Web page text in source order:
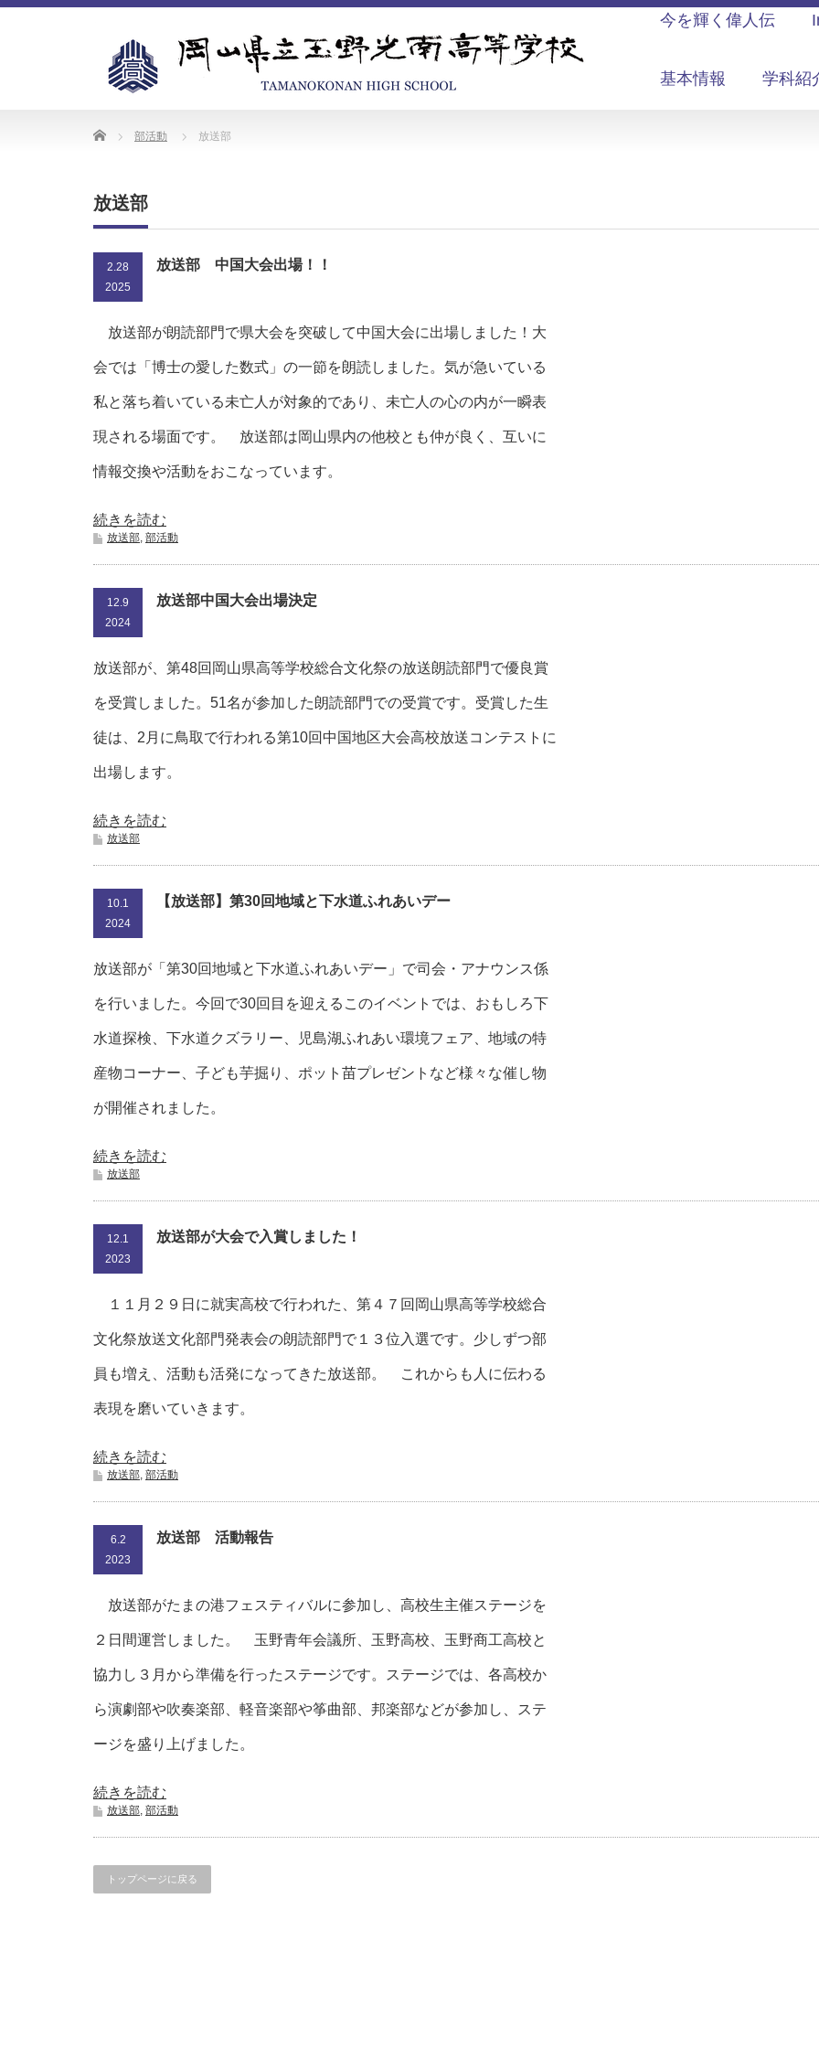
今を輝く偉人伝
基本情報 学科紹
Home 部活動 放送部
放送部
2.28
2025
放送部 中国大会出場！！
放送部が朗読部門で県大会を突破して中国大会に出場しました！大
会では「博士の愛した数式」の一節を朗読しました。気が急いている
私と落ち着いている未亡人が対象的であり、未亡人の心の内が一瞬表
現される場面です。 放送部は岡山県内の他校とも仲が良く、互いに
情報交換や活動をおこなっています。
続きを読む
放送部, 部活動
12.9
2024
放送部中国大会出場決定
放送部が、第48回岡山県高等学校総合文化祭の放送朗読部門で優良賞
を受賞しました。51名が参加した朗読部門での受賞です。受賞した生
徒は、2月に鳥取で行われる第10回中国地区大会高校放送コンテストに
出場します。
続きを読む
放送部
10.1
2024
【放送部】第30回地域と下水道ふれあいデー
放送部が「第30回地域と下水道ふれあいデー」で司会・アナウンス係
を行いました。今回で30回目を迎えるこのイベントでは、おもしろ下
水道探検、下水道クズラリー、児島湖ふれあい環境フェア、地域の特
産物コーナー、子ども芋掘り、ポット苗プレゼントなど様々な催し物
が開催されました。
続きを読む
放送部
12.1
2023
放送部が大会で入賞しました！
１１月２９日に就実高校で行われた、第４７回岡山県高等学校総合
文化祭放送文化部門発表会の朗読部門で１３位入選です。少しずつ部
員も増え、活動も活発になってきた放送部。 これからも人に伝わる
表現を磨いていきます。
続きを読む
放送部, 部活動
6.2
2023
放送部 活動報告
放送部がたまの港フェスティバルに参加し、高校生主催ステージを
２日間運営しました。 玉野青年会議所、玉野高校、玉野商工高校と
協力し３月から準備を行ったステージです。ステージでは、各高校か
ら演劇部や吹奏楽部、軽音楽部や筝曲部、邦楽部などが参加し、ステ
ージを盛り上げました。
続きを読む
放送部, 部活動
トップページに戻る